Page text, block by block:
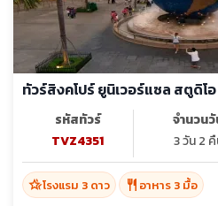
ทัวร์สิงคโปร์ ยูนิเวอร์แซล สตูดิโอ
รหัสทัวร์
TVZ4351
จำนวน
3 วัน 2
hotel_classโรงแรม 3 ดาว restaurant อาหาร 3 มื้อ